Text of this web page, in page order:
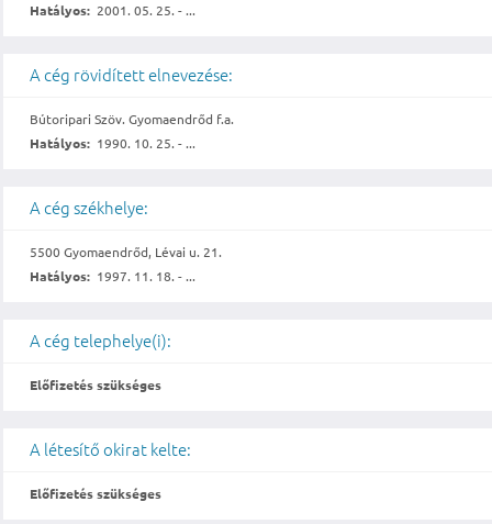
Hatályos: 2001. 05. 25. - ...
A cég rövidített elnevezése:
Bútoripari Szöv. Gyomaendrőd f.a.
Hatályos: 1990. 10. 25. - ...
A cég székhelye:
5500 Gyomaendrőd, Lévai u. 21.
Hatályos: 1997. 11. 18. - ...
A cég telephelye(i):
Előfizetés szükséges
A létesítő okirat kelte:
Előfizetés szükséges